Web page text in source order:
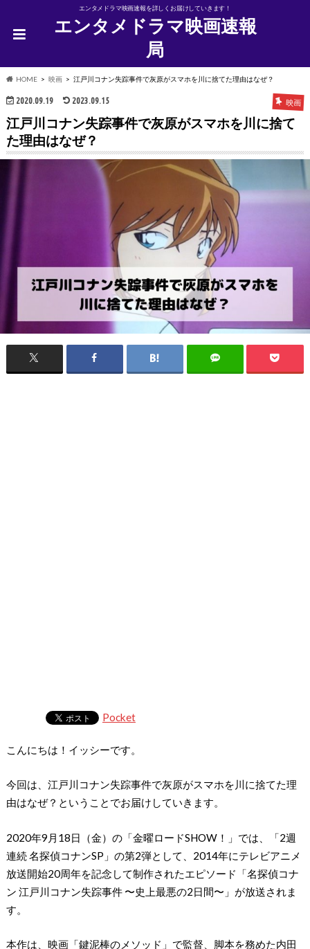
エンタメドラマ映画速報を詳しくお届けしていきます！
エンタメドラマ映画速報
局
HOME 映画 江戸川コナン失踪事件で灰原がスマホを川に捨てた理由はなぜ？
2020.09.19 2023.09.15 映画
江戸川コナン失踪事件で灰原がスマホを川に捨て
た理由はなぜ？
Pocket
こんにちは！イッシーです。
今回は、江戸川コナン失踪事件で灰原がスマホを川に捨てた理
由はなぜ？ということでお届けしていきます。
2020年9月18日（金）の「金曜ロードSHOW！」では、「2週
連続 名探偵コナンSP」の第2弾として、2014年にテレビアニメ
放送開始20周年を記念して制作されたエピソード「名探偵コナ
ン 江戸川コナン失踪事件 〜史上最悪の2日間〜」が放送されま
す。
本作は、映画「鍵泥棒のメソッド」で監督、脚本を務めた内田